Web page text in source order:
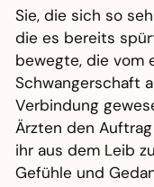
Sie, die sich so
die es bereits
bewegte, die vom
Schwangerschaft
Verbindung
Ärzten den
ihr aus dem Leib
Gefühle und